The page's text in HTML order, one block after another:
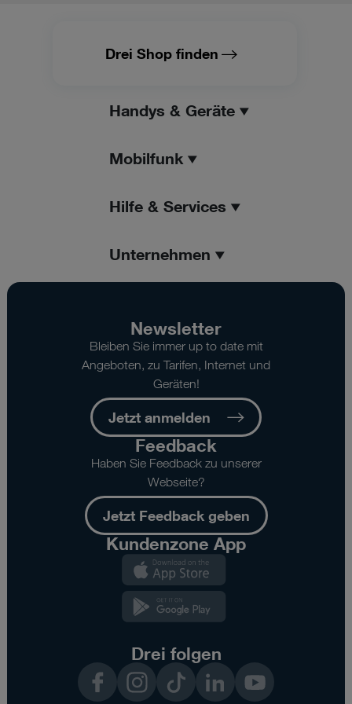
Drei Shop finden
Handys & Geräte
Mobilfunk
Hilfe & Services
Unternehmen
Newsletter
Bleiben Sie immer up to date mit
Angeboten, zu Tarifen, Internet und
Geräten!
Jetzt anmelden
Feedback
Haben Sie Feedback zu unserer
Webseite?
Jetzt Feedback geben
Kundenzone App
Drei folgen
InstagramTikTok LinkedInYouTube
Wenn Sie „Nur notwendige Cookies“ wählen, dann sind für